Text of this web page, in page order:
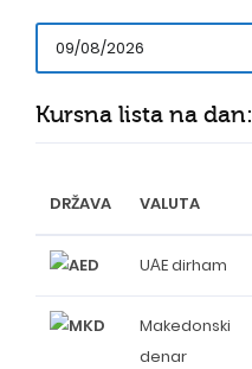
Kursna lista na dan:
DRŽAVA VALUTA
UАE dirham
Makedonski
denar